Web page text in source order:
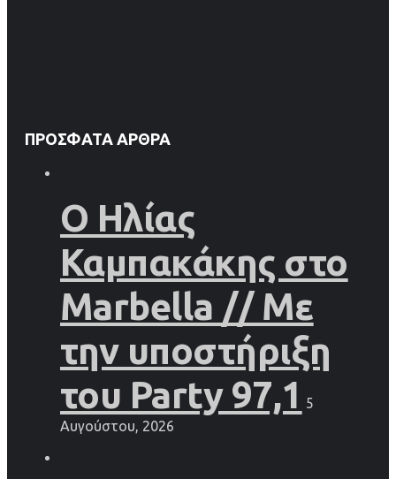
ΠΡΌΣΦΑΤΑ ΆΡΘΡΑ
Ο Ηλίας
Καμπακάκης στο
Marbella // Με
την υποστήριξη
του Party 97,1
5
Αυγούστου, 2026